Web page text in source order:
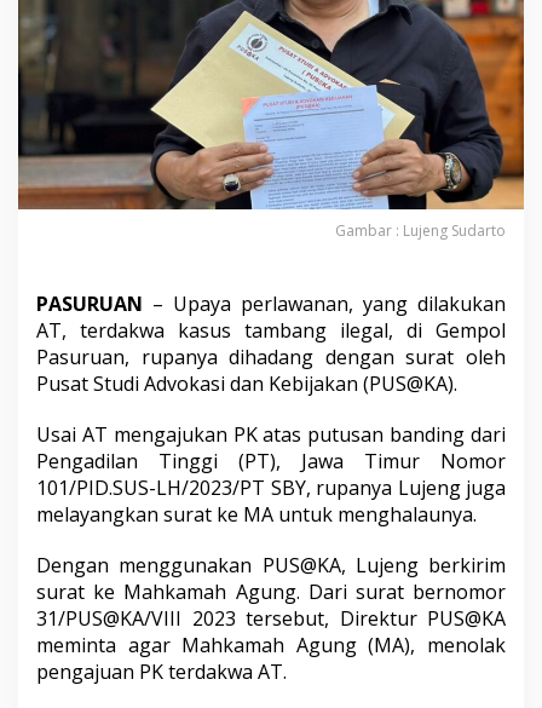
a
a
B
o
s
T
n
g
P
a
u
r
u
a
n
Gambar : Lujeng Sudarto
PASURUAN – Upaya perlawanan, yang dilakukan
AT, terdakwa kasus tambang ilegal, di Gempol
Pasuruan, rupanya dihadang dengan surat oleh
Pusat Studi Advokasi dan Kebijakan (PUS@KA).
Usai AT mengajukan PK atas putusan banding dari
Pengadilan Tinggi (PT), Jawa Timur Nomor
101/PID.SUS-LH/2023/PT SBY, rupanya Lujeng juga
melayangkan surat ke MA untuk menghalaunya.
Dengan menggunakan PUS@KA, Lujeng berkirim
surat ke Mahkamah Agung. Dari surat bernomor
31/PUS@KA/VIII 2023 tersebut, Direktur PUS@KA
meminta agar Mahkamah Agung (MA), menolak
pengajuan PK terdakwa AT.